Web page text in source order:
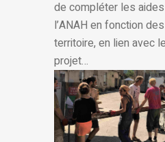
de compléter les
l’ANAH en fonction
territoire, en lien avec
projet…